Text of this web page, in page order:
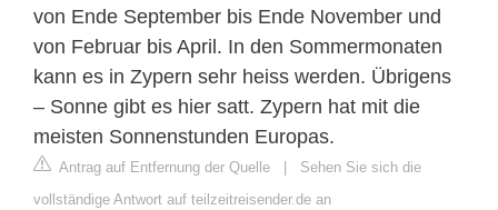
von Ende September bis Ende November und
von Februar bis April. In den Sommermonaten
kann es in Zypern sehr heiss werden. Übrigens
– Sonne gibt es hier satt. Zypern hat mit die
meisten Sonnenstunden Europas.
Antrag auf Entfernung der Quelle
Sehen Sie sich die
vollständige Antwort auf teilzeitreisender.de an